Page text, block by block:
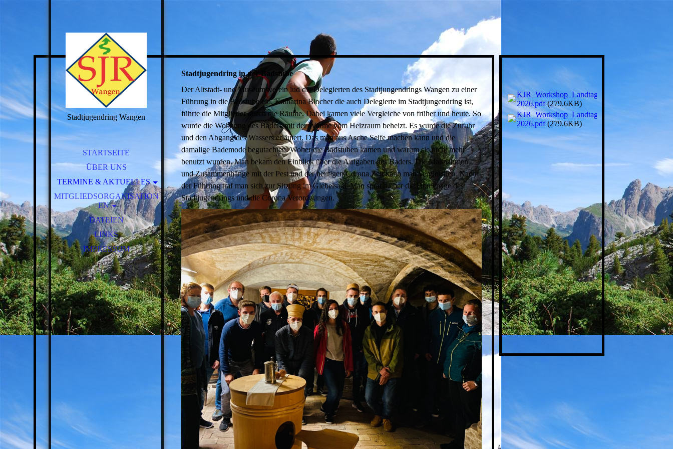
Stadtjugendring Wangen
STARTSEITE
ÜBER UNS
TERMINE & AKTUELLES
JUGGERTURNIER
VERABSCHIEDUNG
THOMAS KOLB
BESUCH DER WAGENER
BADSTUBE
MITGLIEDSORGANISATION
EN
ALTSTADT UND
MUSEUMSVEREIN
EVANGELISCHE JUGEND
DATEIEN
LINKS
IMPRESSUM
Stadtjugendring in der Badstube
Der Altstadt- und Museumsverein lud die Delegierten des Stadtjungendrings Wangen zu einer
Führung in die Badstube ein. Katharina Blocher die auch Delegierte im Stadtjungendring ist,
führte die Mitglieder durch die Räume. Dabei kamen viele Vergleiche von früher und heute. So
wurde die Wohnung des Baders mit der Wärme vom Heizraum beheizt. Es wurde die Zufuhr
und den Abgang des Wassers erläutert. Das man aus Asche Seife machen kann und die
damalige Bademode begutachten. Woher die Badstuben kamen und warum sie nicht mehr
benutzt wurden. Man bekam den Einblick über die Aufgaben des Baders. Die Maßnahmen
und Zusammenhänge mit der Pest und der heutigen Corona Zeit kann man vergleichen. Nach
der Führung traf man sich zur Sitzung im Giebelsaal. Man sprach über die Homepage des
Stadtjugendrings und die Corona Verordnungen.
KJR_Workshop_Landtagswahl_Wangen_
2026.pdf(279.6KB)
KJR_Workshop_Landtagswahl_Wangen_
2026.pdf(279.6KB)